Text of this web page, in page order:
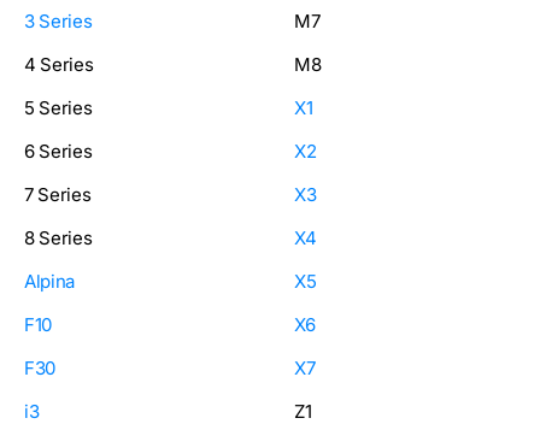
3 Series
4 Series
5 Series
6 Series
7 Series
8 Series
Alpina
F10
F30
i3
M7
M8
X1
X2
X3
X4
X5
X6
X7
Z1